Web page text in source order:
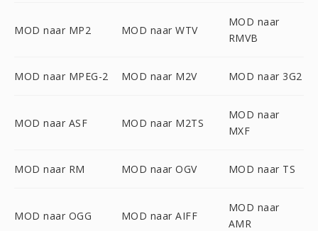
MOD naar MP2 MOD naar WTV
MOD naar
RMVB
MOD naar MPEG-2 MOD naar M2V MOD naar 3G2
MOD naar ASF MOD naar M2TS
MOD naar
MXF
MOD naar RM MOD naar OGV MOD naar TS
MOD naar OGG MOD naar AIFF
MOD naar
AMR